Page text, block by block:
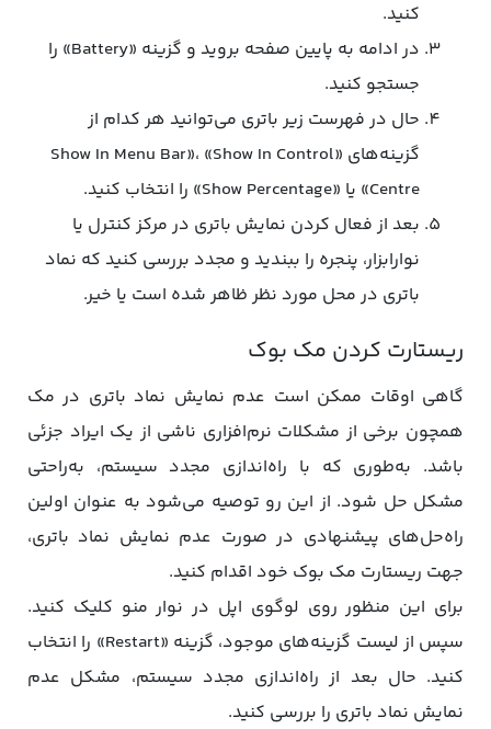
کنید.
در ادامه به پایین صفحه بروید و گزینه «Battery» را
جستجو کنید.
حال در فهرست زیر باتری می‌توانید هر کدام از
گزینه‌های «Show In Menu Bar»، «Show In Control
Centre» یا «Show Percentage» را انتخاب کنید.
بعد از فعال کردن نمایش باتری در مرکز کنترل یا
نوارابزار، پنجره را ببندید و مجدد بررسی کنید که نماد
باتری در محل مورد نظر ظاهر شده است یا خیر.
ریستارت کردن مک ‌بوک
گاهی اوقات ممکن است عدم نمایش نماد باتری در مک
همچون برخی از مشکلات نرم‌افزاری ناشی از یک ایراد جزئی
باشد. به‌طوری که با راه‌اندازی مجدد سیستم، به‌راحتی
مشکل حل شود. از این رو توصیه می‌شود به عنوان اولین
راه‌حل‌های پیشنهادی در صورت عدم نمایش نماد باتری،
جهت ریستارت مک ‌بوک خود اقدام کنید.
برای این منظور روی لوگوی اپل در نوار منو کلیک کنید.
سپس از لیست گزینه‌های موجود، گزینه «Restart» را انتخاب
کنید. حال بعد از راه‌اندازی مجدد سیستم، مشکل عدم
نمایش نماد باتری را بررسی کنید.